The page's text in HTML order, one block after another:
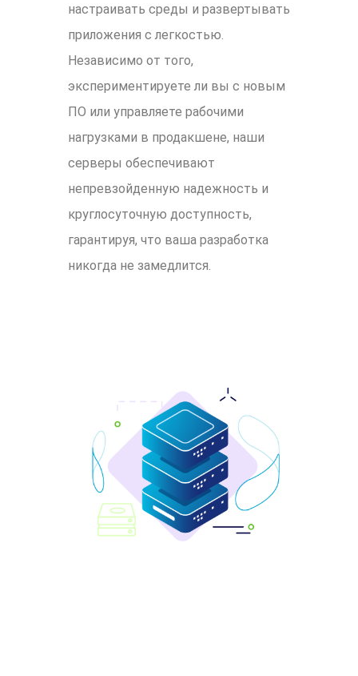
настраивать среды и развертывать
приложения с легкостью.
Независимо от того,
экспериментируете ли вы с новым
ПО или управляете рабочими
нагрузками в продакшене, наши
серверы обеспечивают
непревзойденную надежность и
круглосуточную доступность,
гарантируя, что ваша разработка
никогда не замедлится.